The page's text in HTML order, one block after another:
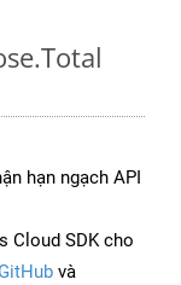
hạn ngạch API
Cloud SDK cho
và